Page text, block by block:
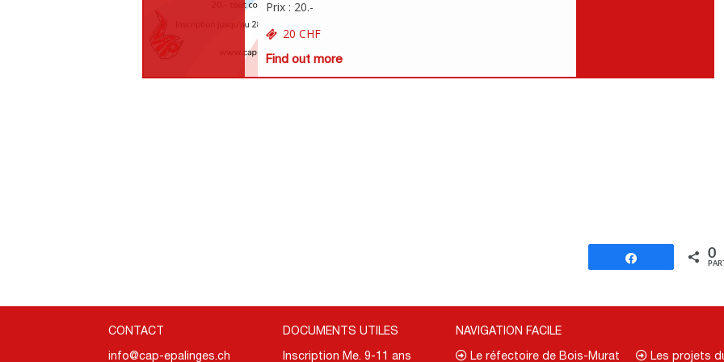
Prix : 20.-
20 CHF
Find out more
Partagez 0
CONTACT
info@cap-epalinges.ch
DOCUMENTS UTILES
Inscription Me. 9-11 ans
NAVIGATION FACILE
Le réfectoire de Bois-Murat
Les projets